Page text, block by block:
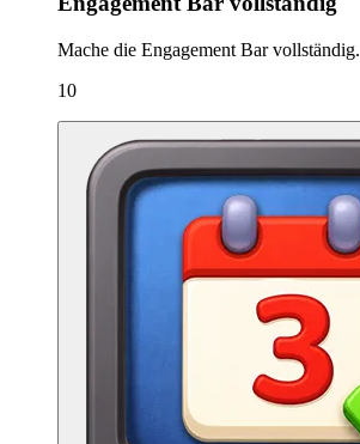
Mache die Engagement Bar vollständig.
10